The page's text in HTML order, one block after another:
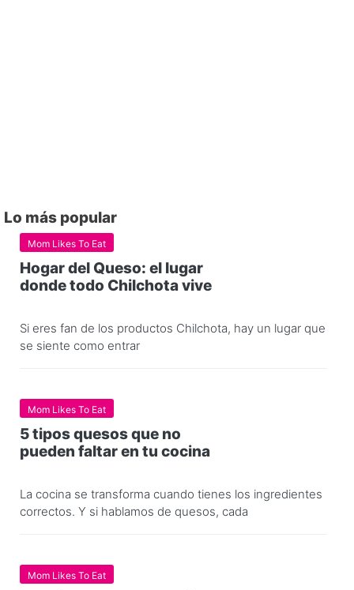
Lo más popular
Mom Likes To Eat
Hogar del Queso: el lugar
donde todo Chilchota vive
Si eres fan de los productos Chilchota, hay un lugar que
se siente como entrar
Mom Likes To Eat
5 tipos quesos que no
pueden faltar en tu cocina
La cocina se transforma cuando tienes los ingredientes
correctos. Y si hablamos de quesos, cada
Mom Likes To Eat